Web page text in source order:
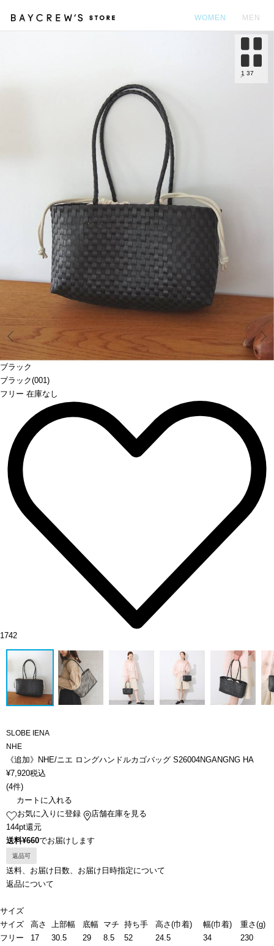
WOMEN MEN
ブラック
ブラック(001)
フリー 在庫なし
Prev
1 37
1742
SLOBE IENA
NHE
《追加》NHE/ニエ ロングハンドルカゴバッグ S26004NGANGNG HA
¥7,920税込
(4件)
カートに入れる
お気に入りに登録
店舗在庫を見る
144pt還元
送料¥660でお届けします
返品可
送料、お届け日数、お届け日時指定について
返品について
サイズ
サイズ
高さ 上部幅 底幅 マチ 持ち手 高さ(巾着) 幅(巾着)
重さ(g)
フリー
17 30.5 29 8.5 52 24.5 34
230